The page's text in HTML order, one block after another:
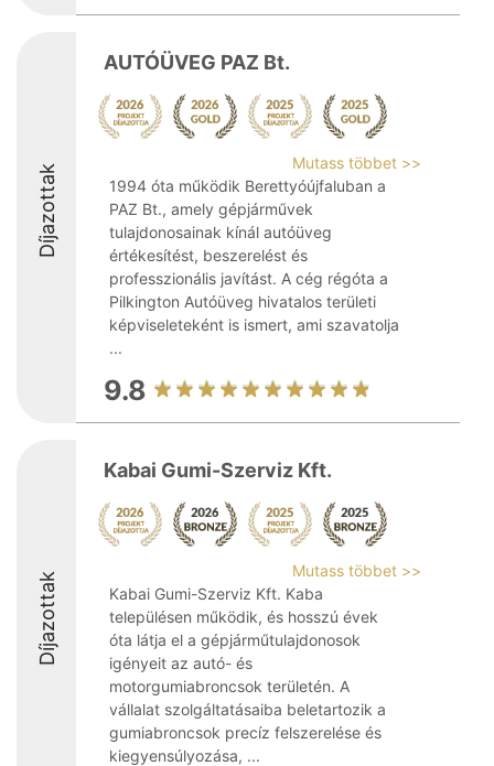
Díjazottak
AUTÓÜVEG PAZ Bt.
Mutass többet >>
1994 óta működik Berettyóújfaluban a
PAZ Bt., amely gépjárművek
tulajdonosainak kínál autóüveg
értékesítést, beszerelést és
professzionális javítást. A cég régóta a
Pilkington Autóüveg hivatalos területi
képviseleteként is ismert, ami szavatolja
...
9.8
Díjazottak
Kabai Gumi-Szerviz Kft.
Mutass többet >>
Kabai Gumi-Szerviz Kft. Kaba
településen működik, és hosszú évek
óta látja el a gépjárműtulajdonosok
igényeit az autó- és
motorgumiabroncsok területén. A
vállalat szolgáltatásaiba beletartozik a
gumiabroncsok precíz felszerelése és
kiegyensúlyozása, ...